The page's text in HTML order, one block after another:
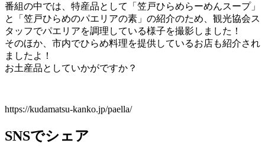
番組の中では、特産品として「笠戸ひらめらーめんスープ」
と「笠戸ひらめのパエリアの素」の紹介のため、観光協会ス
タッフでパエリアを調理している様子を撮影しました！
そのほか、市内でひらめ料理を提供しているお店も紹介され
ましたよ！
お土産品としていかがですか？
https://kudamatsu-kanko.jp/paella/
SNSでシェア